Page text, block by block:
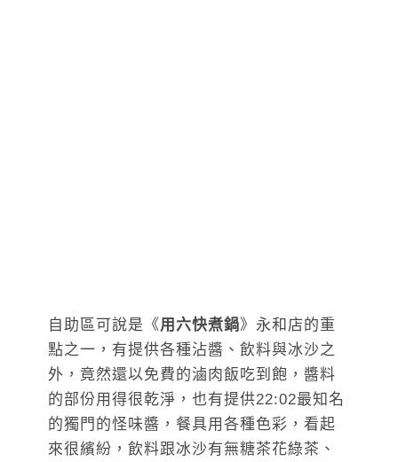
自助區可說是《用六快煮鍋》永和店的重
點之一，有提供各種沾醬、飲料與冰沙之
外，竟然還以免費的滷肉飯吃到飽，醬料
的部份用得很乾淨，也有提供22:02最知名
的獨門的怪味醬，餐具用各種色彩，看起
來很繽紛，飲料跟冰沙有無糖茶花綠茶、